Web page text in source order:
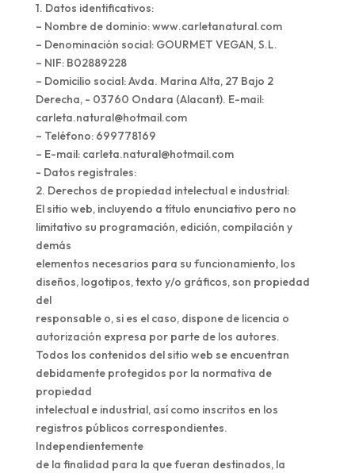
1. Datos identificativos:
– Nombre de dominio: www.carletanatural.com
– Denominación social: GOURMET VEGAN, S.L.
– NIF: B02889228
– Domicilio social: Avda. Marina Alta, 27 Bajo 2
Derecha, - 03760 Ondara (Alacant). E-mail:
carleta.natural@hotmail.com
– Teléfono: 699778169
– E-mail: carleta.natural@hotmail.com
- Datos registrales:
2. Derechos de propiedad intelectual e industrial:
El sitio web, incluyendo a título enunciativo pero no
limitativo su programación, edición, compilación y
demás
elementos necesarios para su funcionamiento, los
diseños, logotipos, texto y/o gráficos, son propiedad
del
responsable o, si es el caso, dispone de licencia o
autorización expresa por parte de los autores.
Todos los contenidos del sitio web se encuentran
debidamente protegidos por la normativa de
propiedad
intelectual e industrial, así como inscritos en los
registros públicos correspondientes.
Independientemente
de la finalidad para la que fueran destinados, la